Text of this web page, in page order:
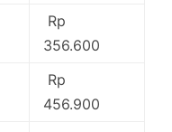
Rp
356.600
Rp
456.900